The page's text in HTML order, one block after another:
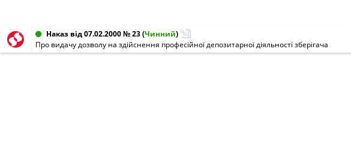
Наказ від 07.02.2000 № 23(Чинний)
Про видачу дозволу на здійснення професійної депозитарної діяльності зберігача